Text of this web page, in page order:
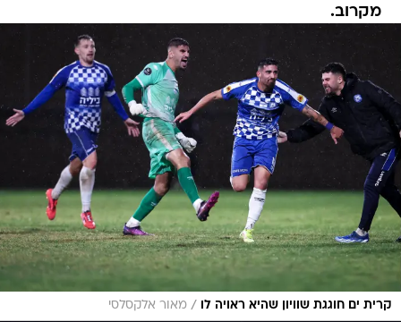
מקרוב.
קרית ים חוגגת שוויון שהיא ראויה לו / מאור אלקסלסי